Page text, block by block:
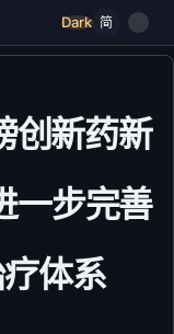
Dark 简
创新药新
一步完善
体系